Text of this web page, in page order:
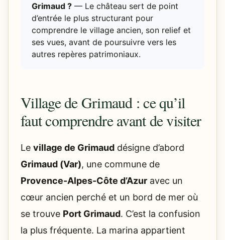
Grimaud ? — Le château sert de point
d’entrée le plus structurant pour
comprendre le village ancien, son relief et
ses vues, avant de poursuivre vers les
autres repères patrimoniaux.
Village de Grimaud : ce qu’il
faut comprendre avant de visiter
Le village de Grimaud désigne d’abord
Grimaud (Var), une commune de
Provence-Alpes-Côte d’Azur avec un
cœur ancien perché et un bord de mer où
se trouve Port Grimaud. C’est la confusion
la plus fréquente. La marina appartient